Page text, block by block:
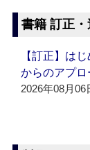
書籍 訂正
【訂正】は
からのアプロ
2026年08月06